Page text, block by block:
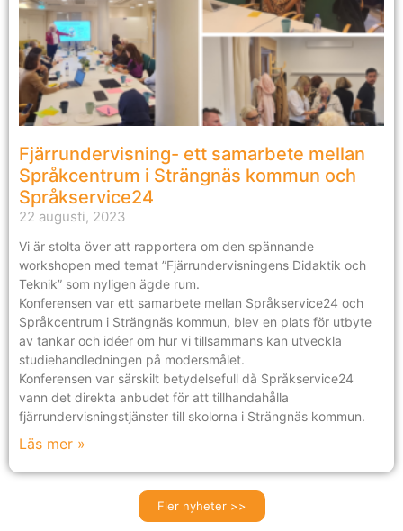
Fjärrundervisning- ett samarbete mellan
Språkcentrum i Strängnäs kommun och
Språkservice24
22 augusti, 2023
Vi är stolta över att rapportera om den spännande
workshopen med temat ”Fjärrundervisningens Didaktik och
Teknik” som nyligen ägde rum.
Konferensen var ett samarbete mellan Språkservice24 och
Språkcentrum i Strängnäs kommun, blev en plats för utbyte
av tankar och idéer om hur vi tillsammans kan utveckla
studiehandledningen på modersmålet.
Konferensen var särskilt betydelsefull då Språkservice24
vann det direkta anbudet för att tillhandahålla
fjärrundervisningstjänster till skolorna i Strängnäs kommun.
Läs mer »
Fler nyheter >>